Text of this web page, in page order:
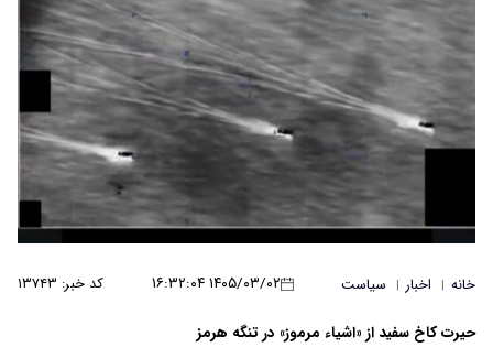
خانه | اخبار | سیاست ۱۴۰۵/۰۳/۰۲ ۱۶:۳۲:۰۴ کد خبر: ۱۳۷۴۳
حیرت کاخ سفید از «اشیاء مرموز» در تنگه هرمز